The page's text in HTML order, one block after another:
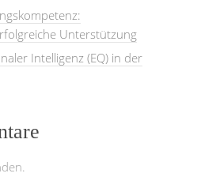
Unterstützung
Intelligenz (EQ) in der